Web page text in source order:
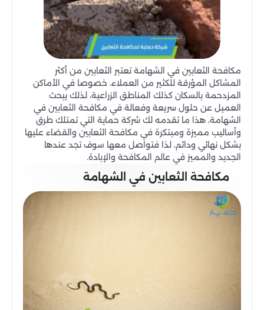
مكافحة الثعابين في الشهامة تعتبر الثعابين من أكثر
المشاكل المؤرقة للكثير من العملاء، خصوصا في الأماكن
المزدحمة بالسكان كذلك المناطق الزراعية، لذلك يبحث
العميل عن حلول سريعة وفعالة في مكافحة الثعابين في
الشهامة، هذا ما تقدمه لك شركة حماية التي تمتلك طرق
وأساليب مميزة ومبتكرة في مكافحة الثعابين والقضاء عليها
بشكل نهائي ودائم، لذا فتواصل معها سوف تجد عندها
الجديد والمميز في عالم المكافحة والإبادة.
مكافحة الثعابين في الشهامة